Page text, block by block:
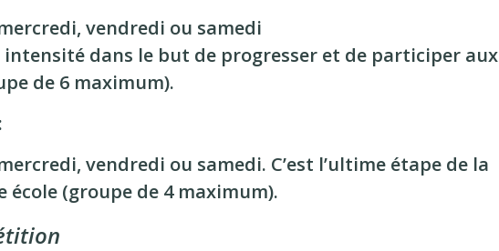
vendredi ou samedi
intensité dans le but de progresser et de participer aux
de 6 maximum).
:
vendredi ou samedi. C’est l’ultime étape de la
(groupe de 4 maximum).